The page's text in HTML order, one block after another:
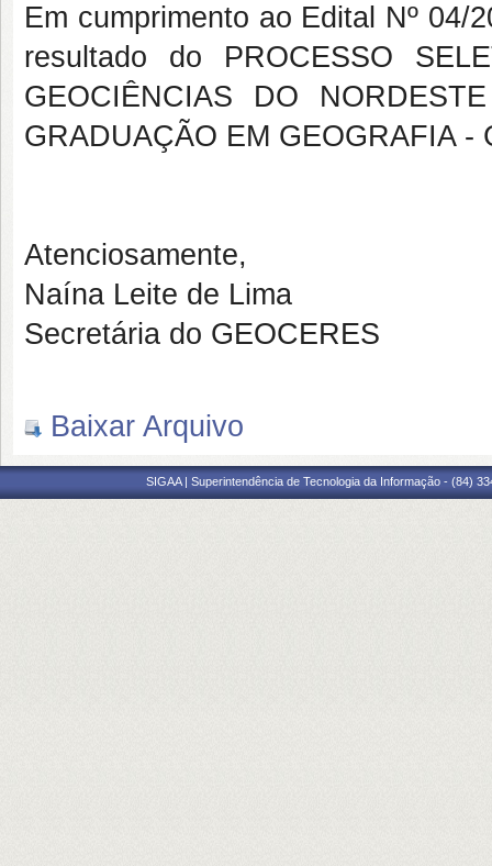
Em cumprimento ao Edital Nº 04/
resultado do PROCESSO
GEOCIÊNCIAS DO
GRADUAÇÃO EM GEOGRAFIA -
Atenciosamente,
Naína Leite de Lima
Secretária do GEOCERES
Baixar Arquivo
SIGAA | Superintendência de Tecnologia da Informação - (84)